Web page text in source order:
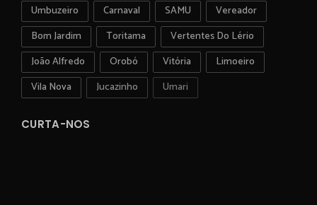
Umbuzeiro
Carnaval SAMU
Vereador
Bom Jardim
Toritama
Vertentes Do Lério
João Alfredo
Orobó Vitória
Limoeiro
Vila Nova
Jucazinho Umari
CURTA-NOS